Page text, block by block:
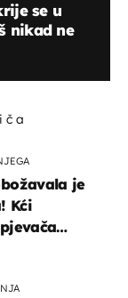
se u
nikad ne
je
Kći